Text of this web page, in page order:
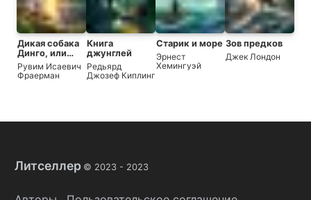
Дикая собака
Динго, или
Повесть о
первой любви
Рувим Исаевич
Фраерман
Книга
джунглей
Редьярд
Джозеф Киплинг
Старик и море
Эрнест
Хемингуэй
Зов предков
Джек Лондон
Литселлер © 2023 - 2023